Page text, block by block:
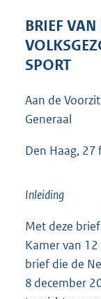
BRIEF
SPORT
Aan de
Generaal
Den Haag,
Inleiding
Met deze
Kamer van
brief die de
8 december